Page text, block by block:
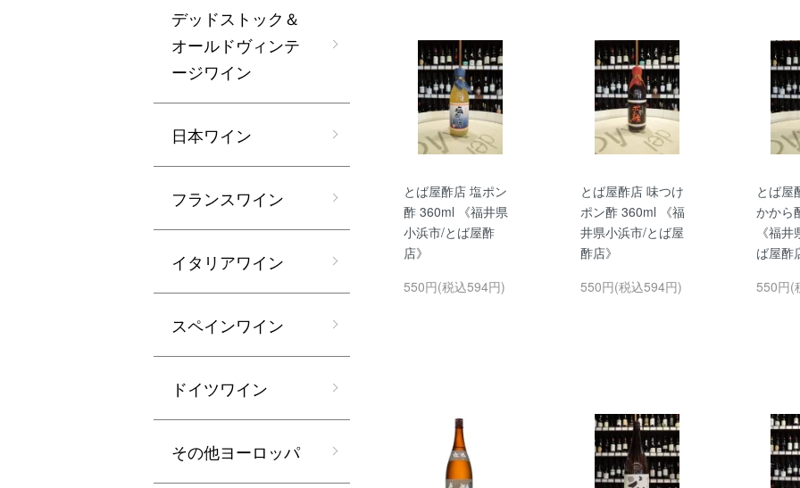
とば屋酢店 塩ポン
酢 360ml 《福井県
小浜市/とば屋酢
店》
550円(税込594円)
とば屋酢店 味つけ
ポン酢 360ml 《福
井県小浜市/とば屋
酢店》
550円(税込594円)
とば屋
かから
《福
ば屋酢
550円(
デッドストック＆
オールドヴィンテ
ージワイン
日本ワイン
フランスワイン
イタリアワイン
スペインワイン
ドイツワイン
その他ヨーロッパ